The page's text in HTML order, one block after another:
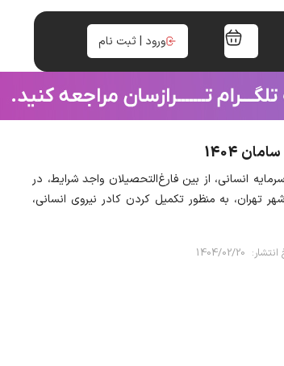
ورود | ثبت نام
1404
انسانی، از بین فارغ‌التحصیلان واجد شرایط، در
به منظور تکمیل کردن کادر نیروی انسانی،
انتشار: 1404/02/20